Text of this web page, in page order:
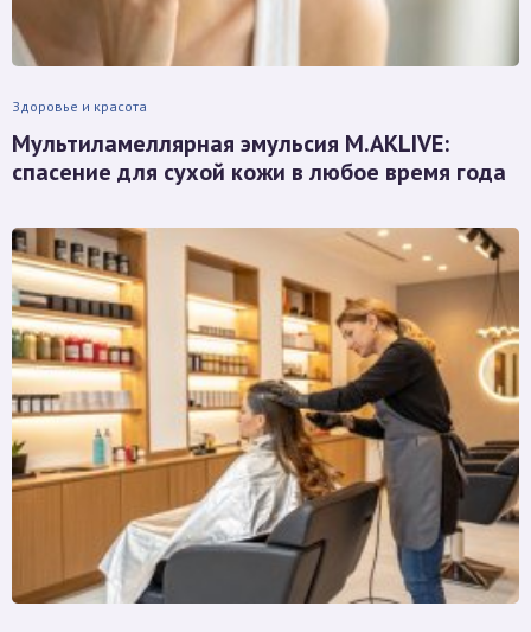
Здоровье и красота
Мультиламеллярная эмульсия M.AKLIVE:
спасение для сухой кожи в любое время года